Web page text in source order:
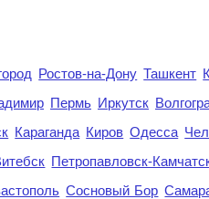
Ростов-на-Дону Ташкент
Пермь Иркутск
Караганда Киров Одесса
Петропавловск-
Сосновый Бор